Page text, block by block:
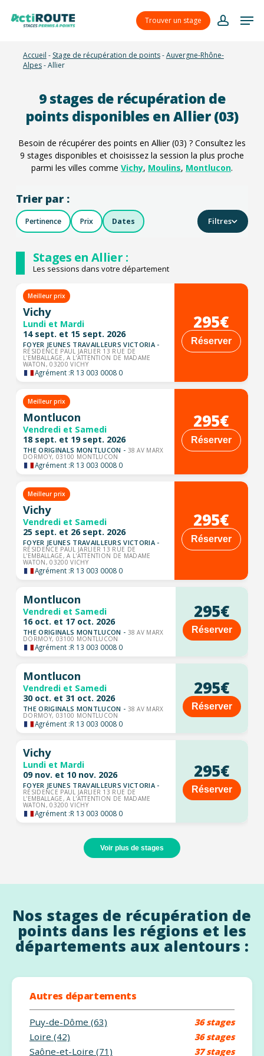
Trouver un stage
account
Accueil - Stage de récupération de points-Auvergne-Rhône-
Alpes-Allier
9stages de récupération de
points disponibles en Allier (03)
Besoin de récupérer des points en Allier (03) ? Consultez les
9 stages disponibles et choisissez la session la plus proche
parmi les villes comme Vichy, Moulins, Montlucon.
Trier par :
Pertinence Prix Dates Filtres
Stages en Allier :
Les sessions dans votre département
Meilleur prix
Vichy
Lundi et Mardi
14 sept. et 15 sept. 2026
FOYER JEUNES TRAVAILLEURS VICTORIA -
RÉSIDENCE PAUL JARLIER 13 RUE DE
L'EMBALLAGE, A L'ATTENTION DE MADAME
WATON, 03200 VICHY
Agrément :R 13 003 0008 0
295€
Réserver
Meilleur prix
Montlucon
Vendredi et Samedi
18 sept. et 19 sept. 2026
THE ORIGINALS MONTLUCON - 38 AV MARX
DORMOY, 03100 MONTLUCON
Agrément :R 13 003 0008 0
295€
Réserver
Meilleur prix
Vichy
Vendredi et Samedi
25 sept. et 26 sept. 2026
FOYER JEUNES TRAVAILLEURS VICTORIA -
RÉSIDENCE PAUL JARLIER 13 RUE DE
L'EMBALLAGE, A L'ATTENTION DE MADAME
WATON, 03200 VICHY
Agrément :R 13 003 0008 0
295€
Réserver
Montlucon
Vendredi et Samedi
16 oct. et 17 oct. 2026
THE ORIGINALS MONTLUCON - 38 AV MARX
DORMOY, 03100 MONTLUCON
Agrément :R 13 003 0008 0
295€
Réserver
Montlucon
Vendredi et Samedi
30 oct. et 31 oct. 2026
THE ORIGINALS MONTLUCON - 38 AV MARX
DORMOY, 03100 MONTLUCON
Agrément :R 13 003 0008 0
295€
Réserver
Vichy
Lundi et Mardi
09 nov. et 10 nov. 2026
FOYER JEUNES TRAVAILLEURS VICTORIA -
RÉSIDENCE PAUL JARLIER 13 RUE DE
L'EMBALLAGE, A L'ATTENTION DE MADAME
WATON, 03200 VICHY
Agrément :R 13 003 0008 0
295€
Réserver
Voir plus de stages
Nos stages de récupération de
points dans les régions et les
départements aux alentours :
Autres départements
Puy-de-Dôme (63) 36 stages
Loire (42) 36 stages
Saône-et-Loire (71) 37 stages